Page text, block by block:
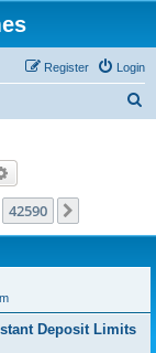
Login
Register
42590
Deposit Limits